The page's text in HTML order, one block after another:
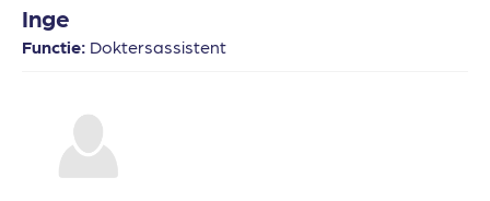
Inge
Functie: Doktersassistent